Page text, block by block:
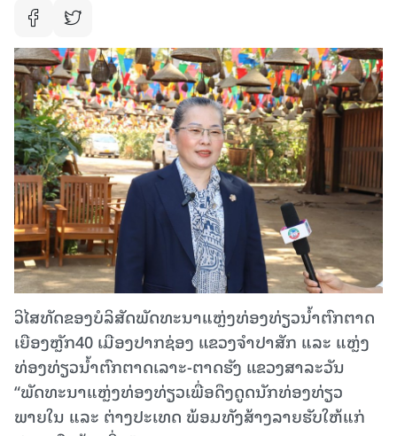
ວິໄສທັດຂອງບໍລິສັດພັດທະນາແຫຼ່ງທ່ອງທ່ຽວນໍ້າຕົກຕາດ
ເຍືອງຫຼັກ40 ເມືອງປາກຊ່ອງ ແຂວງຈໍາປາສັກ ແລະ ແຫຼ່ງ
ທ່ອງທ່ຽວນໍ້າຕົກຕາດເລາະ-ຕາດຮັງ ແຂວງສາລະວັນ
“ພັດທະນາແຫຼ່ງທ່ອງທ່ຽວເພື່ອດຶງດູດນັກທ່ອງທ່ຽວ
ພາຍໃນ ແລະ ຕ່າງປະເທດ ພ້ອມທັງສ້າງລາຍຮັບໃຫ້ແກ່